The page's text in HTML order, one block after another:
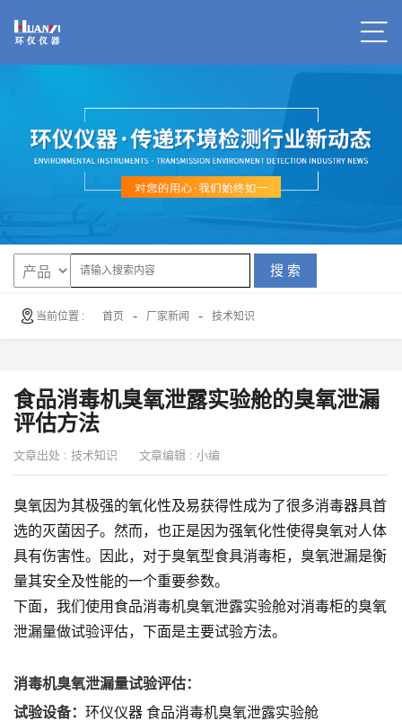
搜 索
当前位置 : 首页 - 厂家新闻 - 技术知识
食品消毒机臭氧泄露实验舱的臭氧泄漏
评估方法
文章出处 : 技术知识 文章编辑 : 小编
臭氧因为其极强的氧化性及易获得性成为了很多消毒器具首
选的灭菌因子。然而，也正是因为强氧化性使得臭氧对人体
具有伤害性。因此，对于臭氧型食具消毒柜，臭氧泄漏是衡
量其安全及性能的一个重要参数。
下面，我们使用食品消毒机臭氧泄露实验舱对消毒柜的臭氧
泄漏量做试验评估，下面是主要试验方法。
消毒机臭氧泄漏量试验评估：
试验设备： 环仪仪器 食品消毒机臭氧泄露实验舱